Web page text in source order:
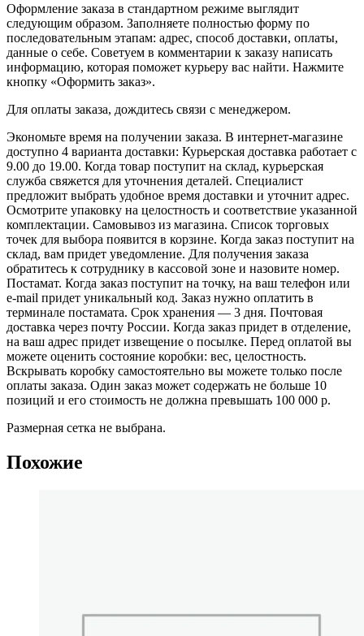
Оформление заказа в стандартном режиме выглядит
следующим образом. Заполняете полностью форму по
последовательным этапам: адрес, способ доставки, оплаты,
данные о себе. Советуем в комментарии к заказу написать
информацию, которая поможет курьеру вас найти. Нажмите
кнопку «Оформить заказ».
Для оплаты заказа, дождитесь связи с менеджером.
Экономьте время на получении заказа. В интернет-магазине
доступно 4 варианта доставки: Курьерская доставка работает с
9.00 до 19.00. Когда товар поступит на склад, курьерская
служба свяжется для уточнения деталей. Специалист
предложит выбрать удобное время доставки и уточнит адрес.
Осмотрите упаковку на целостность и соответствие указанной
комплектации. Самовывоз из магазина. Список торговых
точек для выбора появится в корзине. Когда заказ поступит на
склад, вам придет уведомление. Для получения заказа
обратитесь к сотруднику в кассовой зоне и назовите номер.
Постамат. Когда заказ поступит на точку, на ваш телефон или
e-mail придет уникальный код. Заказ нужно оплатить в
терминале постамата. Срок хранения — 3 дня. Почтовая
доставка через почту России. Когда заказ придет в отделение,
на ваш адрес придет извещение о посылке. Перед оплатой вы
можете оценить состояние коробки: вес, целостность.
Вскрывать коробку самостоятельно вы можете только после
оплаты заказа. Один заказ может содержать не больше 10
позиций и его стоимость не должна превышать 100 000 р.
Размерная сетка не выбрана.
Похожие